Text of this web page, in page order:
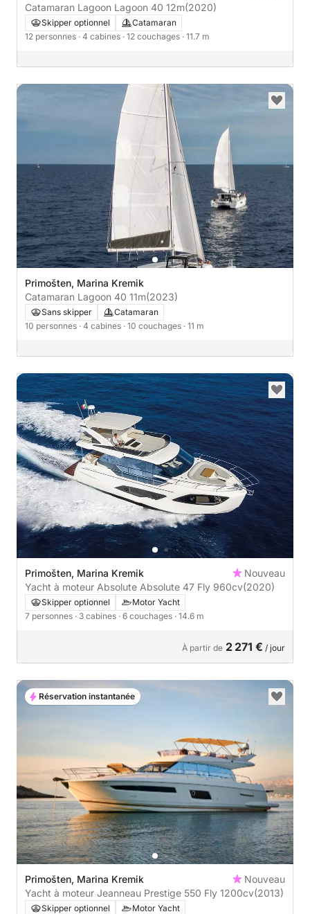
Catamaran Lagoon Lagoon 40 12m(2020)
Skipper optionnel
Catamaran
12 personnes · 4 cabines · 12 couchages · 11.7 m
Primošten, Marina Kremik
Catamaran Lagoon 40 11m(2023)
Sans skipper
Catamaran
10 personnes · 4 cabines · 10 couchages · 11 m
Primošten, Marina Kremik
Nouveau
Yacht à moteur Absolute Absolute 47 Fly 960cv(2020)
Skipper optionnel
Motor Yacht
7 personnes · 3 cabines · 6 couchages · 14.6 m
À partir de 2 271 € / jour
Primošten, Marina Kremik
Nouveau
Yacht à moteur Jeanneau Prestige 550 Fly 1200cv(2013)
Skipper optionnel Motor Yacht
Réservation instantanée